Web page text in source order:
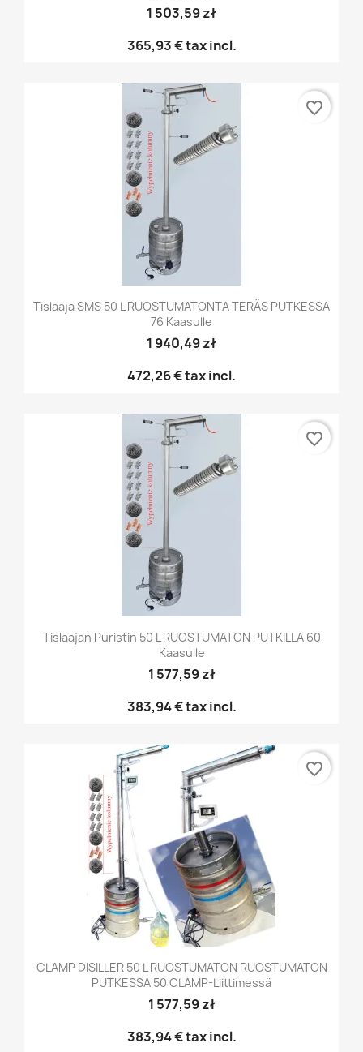
1 503,59 zł
365,93 €tax incl.
Tislaaja SMS 50 L RUOSTUMATONTA TERÄS PUTKESSA
76 Kaasulle
1 940,49 zł
472,26 €tax incl.
favorite_border
Tislaajan Puristin 50 L RUOSTUMATON PUTKILLA 60
Kaasulle
1 577,59 zł
383,94 €tax incl.
favorite_border
CLAMP DISILLER 50 L RUOSTUMATON RUOSTUMATON
PUTKESSA 50 CLAMP-Liittimessä
1 577,59 zł
383,94 €tax incl.
favorite_border